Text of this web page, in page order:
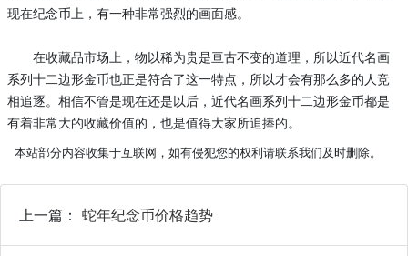
现在纪念币上，有一种非常强烈的画面感。
在收藏品市场上，物以稀为贵是亘古不变的道理，所以近代名画
系列十二边形金币也正是符合了这一特点，所以才会有那么多的人竞
相追逐。相信不管是现在还是以后，近代名画系列十二边形金币都是
有着非常大的收藏价值的，也是值得大家所追捧的。
本站部分内容收集于互联网，如有侵犯您的权利请联系我们及时删除。
上一篇： 蛇年纪念币价格趋势